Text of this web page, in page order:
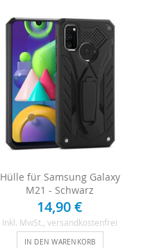
Hülle für Samsung Galaxy
M21 - Schwarz
14,90 €
Inkl. MwSt., versandkostenfrei
IN DEN WARENKORB